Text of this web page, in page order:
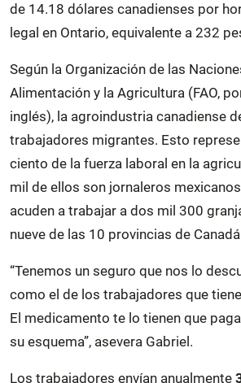
de 14.18 dólares canadienses por
legal en Ontario, equivalente a 232
Según la Organización de las
Alimentación y la Agricultura (FAO,
inglés), la agroindustria canadiense
trabajadores migrantes. Esto
ciento de la fuerza laboral en la
mil de ellos son jornaleros
acuden a trabajar a dos mil 300
nueve de las 10 provincias de
“Tenemos un seguro que nos lo
como el de los trabajadores que
El medicamento te lo tienen que
su esquema”, asevera Gabriel.
Los trabajadores envían anualmente